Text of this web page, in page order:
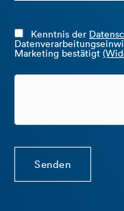
Kenntnis der
Marketing bestätigt